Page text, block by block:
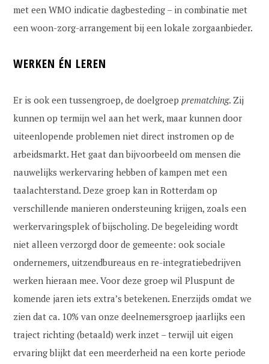
met een WMO indicatie dagbesteding – in combinatie met
een woon-zorg-arrangement bij een lokale zorgaanbieder.
WERKEN ÉN LEREN
Er is ook een tussengroep, de doelgroepprematching. Zij
kunnen op termijn wel aan het werk, maar kunnen door
uiteenlopende problemen niet direct instromen op de
arbeidsmarkt. Het gaat dan bijvoorbeeld om mensen die
nauwelijks werkervaring hebben of kampen met een
taalachterstand. Deze groep kan in Rotterdam op
verschillende manieren ondersteuning krijgen, zoals een
werkervaringsplek of bijscholing. De begeleiding wordt
niet alleen verzorgd door de gemeente: ook sociale
ondernemers, uitzendbureaus en re-integratiebedrijven
werken hieraan mee. Voor deze groep wil Pluspunt de
komende jaren iets extra’s betekenen. Enerzijds omdat we
zien dat ca. 10% van onze deelnemersgroep jaarlijks een
traject richting (betaald) werk inzet – terwijl uit eigen
ervaring blijkt dat een meerderheid na een korte periode